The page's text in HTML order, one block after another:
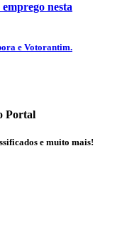
nesta
e Votorantim.
Portal
e muito mais!